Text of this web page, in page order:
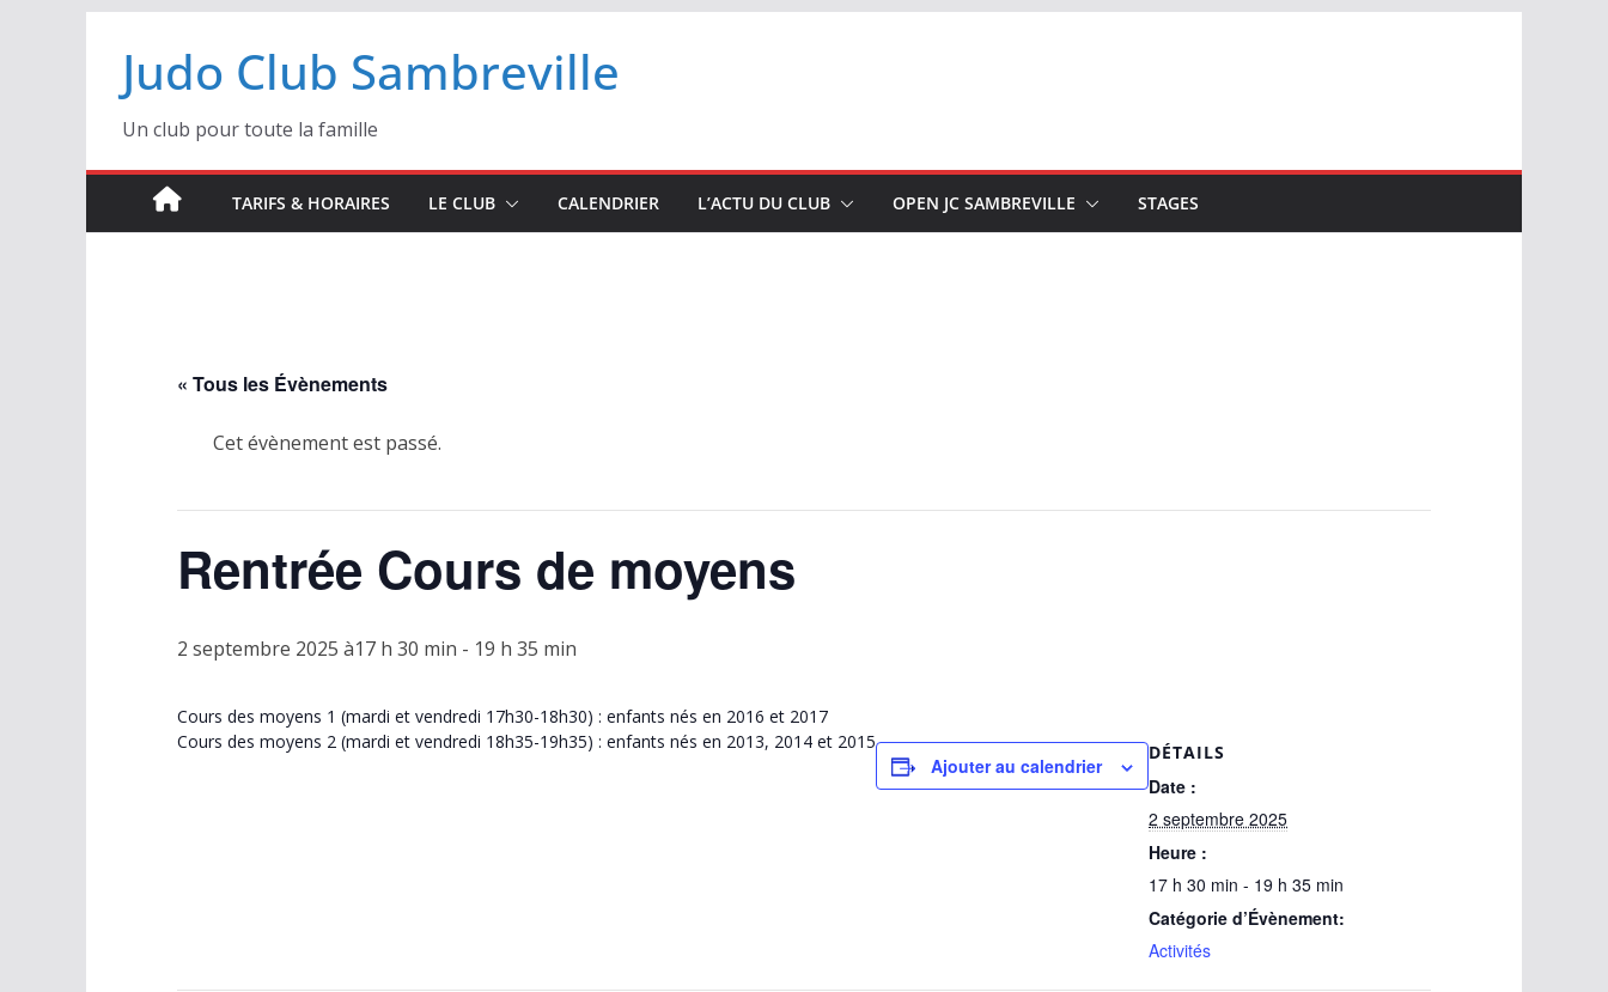
contenu
Judo Club Sambreville
Un club pour toute la famille
TARIFS & HORAIRES LE CLUB CALENDRIER L’ACTU DU CLUB OPEN JC SAMBREVILLE STAGES
« Tous les Évènements
Cet évènement est passé.
Rentrée Cours de moyens
2 septembre 2025 à17 h 30 min - 19 h 35 min
Cours des moyens 1 (mardi et vendredi 17h30-18h30) : enfants nés en 2016 et 2017
Cours des moyens 2 (mardi et vendredi 18h35-19h35) : enfants nés en 2013, 2014 et 2015
Ajouter au calendrier
DÉTAILS
Date :
2 septembre 2025
Heure :
17 h 30 min - 19 h 35 min
Catégorie d’Évènement:
Activités